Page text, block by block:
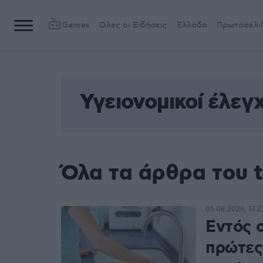
Games Όλες οι Ειδήσεις Ελλάδα
Υγειονομικοί
Όλα τα άρθρα του
Εντός
05.08.2026,